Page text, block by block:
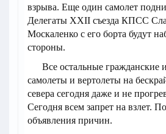
взрыва. Еще один самолет
Делегаты ХХII съезда КПСС
Москаленко с его борта будут
стороны.
Все остальные гражданские
самолеты и вертолеты на
севера сегодня даже и не
Сегодня всем запрет на взлет.
объявления причин.